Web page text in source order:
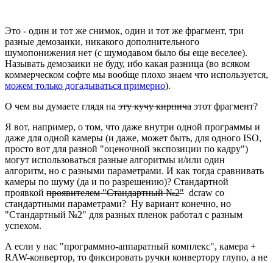
Это - один и тот же снимок, один и тот же фрагмент, три
разные демозаики, никакого дополнительного
шумопонижения нет (с шумодавом было бы еще веселее).
Называть демозаики не буду, ибо какая разница (во всяком
коммерческом софте мы вообще плохо знаем что используется,
можем только догадываться примерно).
О чем вы думаете глядя на эту кучу кирпича этот фрагмент?
Я вот, например, о том, что даже внутри одной программы и
даже для одной камеры (и даже, может быть, для одного ISO,
просто вот для разной "оценочной экспозиции по кадру")
могут использоваться разные алгоритмы и/или один
алгоритм, но с разными параметрами. И как тогда сравнивать
камеры по шуму (да и по разрешению)? Стандартной
проявкой проявителем "Стандартный №2" dcraw со
стандартными параметрами? Ну вариант конечно, но
"Стандартный №2" для разных пленок работал с разным
успехом.
А если у нас "программно-аппаратный комплекс", камера +
RAW-конвертор, то фиксировать ручки конвертору глупо, а не